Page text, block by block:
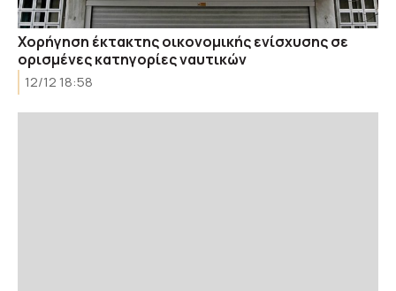
Χορήγηση έκτακτης οικονομικής ενίσχυσης σε
ορισμένες κατηγορίες ναυτικών
12/12 18:58